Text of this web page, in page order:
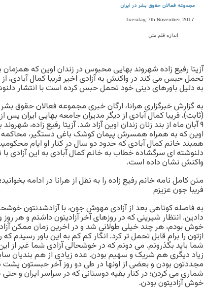
مجموعه فعالان حقوق بشر در ایران
Tuesday, 7th November, 2017
اندازه قلم متن
آزیتا رفیع زاده شهروند بهایی محبوس در زندان اوین که
تحمل حبس می کند در واکنش به آزادی اخیر فریبا کمال آبادی،
به دلیل باورهای دینی خود تحمل حبس کرده است با انتشار
به گزارش خبرگزاری هرانا، ارگان خبری مجموعه فعالان حقوق
(ثابت)، فریبا کمال آبادی از دیگر مدیران جامعه بهایی ایران
۹ آبان ماه از بند زنان زندان اوین آزاد شد. آزیتا رفیع زاده،
اوین که به همراه همسرش پیمان کوشک باغی دستگیر، محاکمه
همبند خانم کمال آبادی که حدود دو سال در کنار او ایام
دلنوشته ای سرگشاده خطاب به خانم کمال آبادی به این آزادی
واکنش نشان داده است.
متن کامل نامه خانم رفیع زاده را به نقل از هرانا در ادامه بخوانید؛
فریبا جون عزیزم
به فاصله کوتاهی بعد از آزادی مهوش جون، با آزادشدنتون
دادین. انتظار شیرینی که در روزهای آخر آزادیتون داشتم و هر
خوش بودم، هر چند خیلی طولانی شد و در اخرین زمان ممکن
ازتون را برام قابل تحمل تر کرد. انگار کم کم به این باور رسیدم
شما باید بگذرونم. می دونم که در خوشحالی آزادی شما غیر از
زیاد دیگری هم شریک و سهیم بودن. عده زیادی از هم بندیان
مجددتون بودن و بعضی از اونها در طی دو روز آخر حبستون پشت
شماری می کردن؛ در کنار بقیه دوستانی که در سراسر ایران و
خوش آزادیتون بودن.